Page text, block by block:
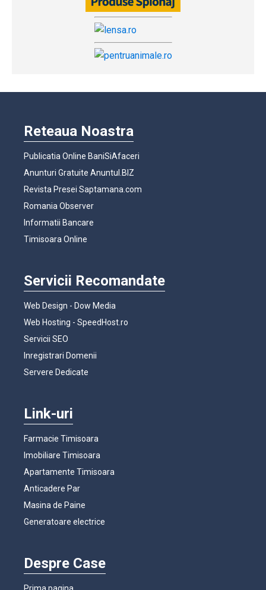
Reteaua Noastra
Publicatia Online BaniSiAfaceri
Anunturi Gratuite Anuntul.BIZ
Revista Presei Saptamana.com
Romania Observer
Informatii Bancare
Timisoara Online
Servicii Recomandate
Web Design - Dow Media
Web Hosting - SpeedHost.ro
Servicii SEO
Inregistrari Domenii
Servere Dedicate
Link-uri
Farmacie Timisoara
Imobiliare Timisoara
Apartamente Timisoara
Anticadere Par
Masina de Paine
Generatoare electrice
Despre Case
Prima pagina